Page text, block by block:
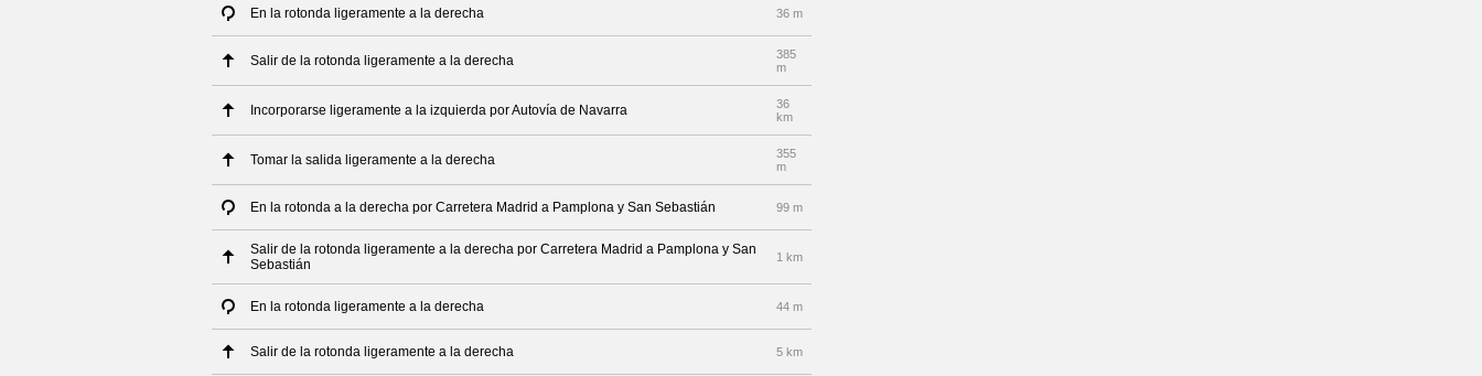
En la rotonda ligeramente a la derecha 36 m
Salir de la rotonda ligeramente a la derecha
385
m
Incorporarse ligeramente a la izquierda por Autovía de Navarra
36
km
Tomar la salida ligeramente a la derecha
355
m
En la rotonda a la derecha por Carretera Madrid a Pamplona y San Sebastián 99 m
Salir de la rotonda ligeramente a la derecha por Carretera Madrid a Pamplona y San
Sebastián
1 km
En la rotonda ligeramente a la derecha 44 m
Salir de la rotonda ligeramente a la derecha 5 km